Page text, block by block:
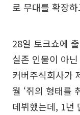
로 무대를 확장
28일 토크쇼에
실존 인물이 아
커버주식회사가
월 ‘쥐의 형태를
데뷔했는데, 1년